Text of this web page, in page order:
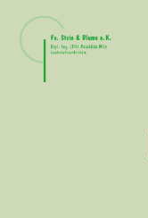
Zum
Inhalt